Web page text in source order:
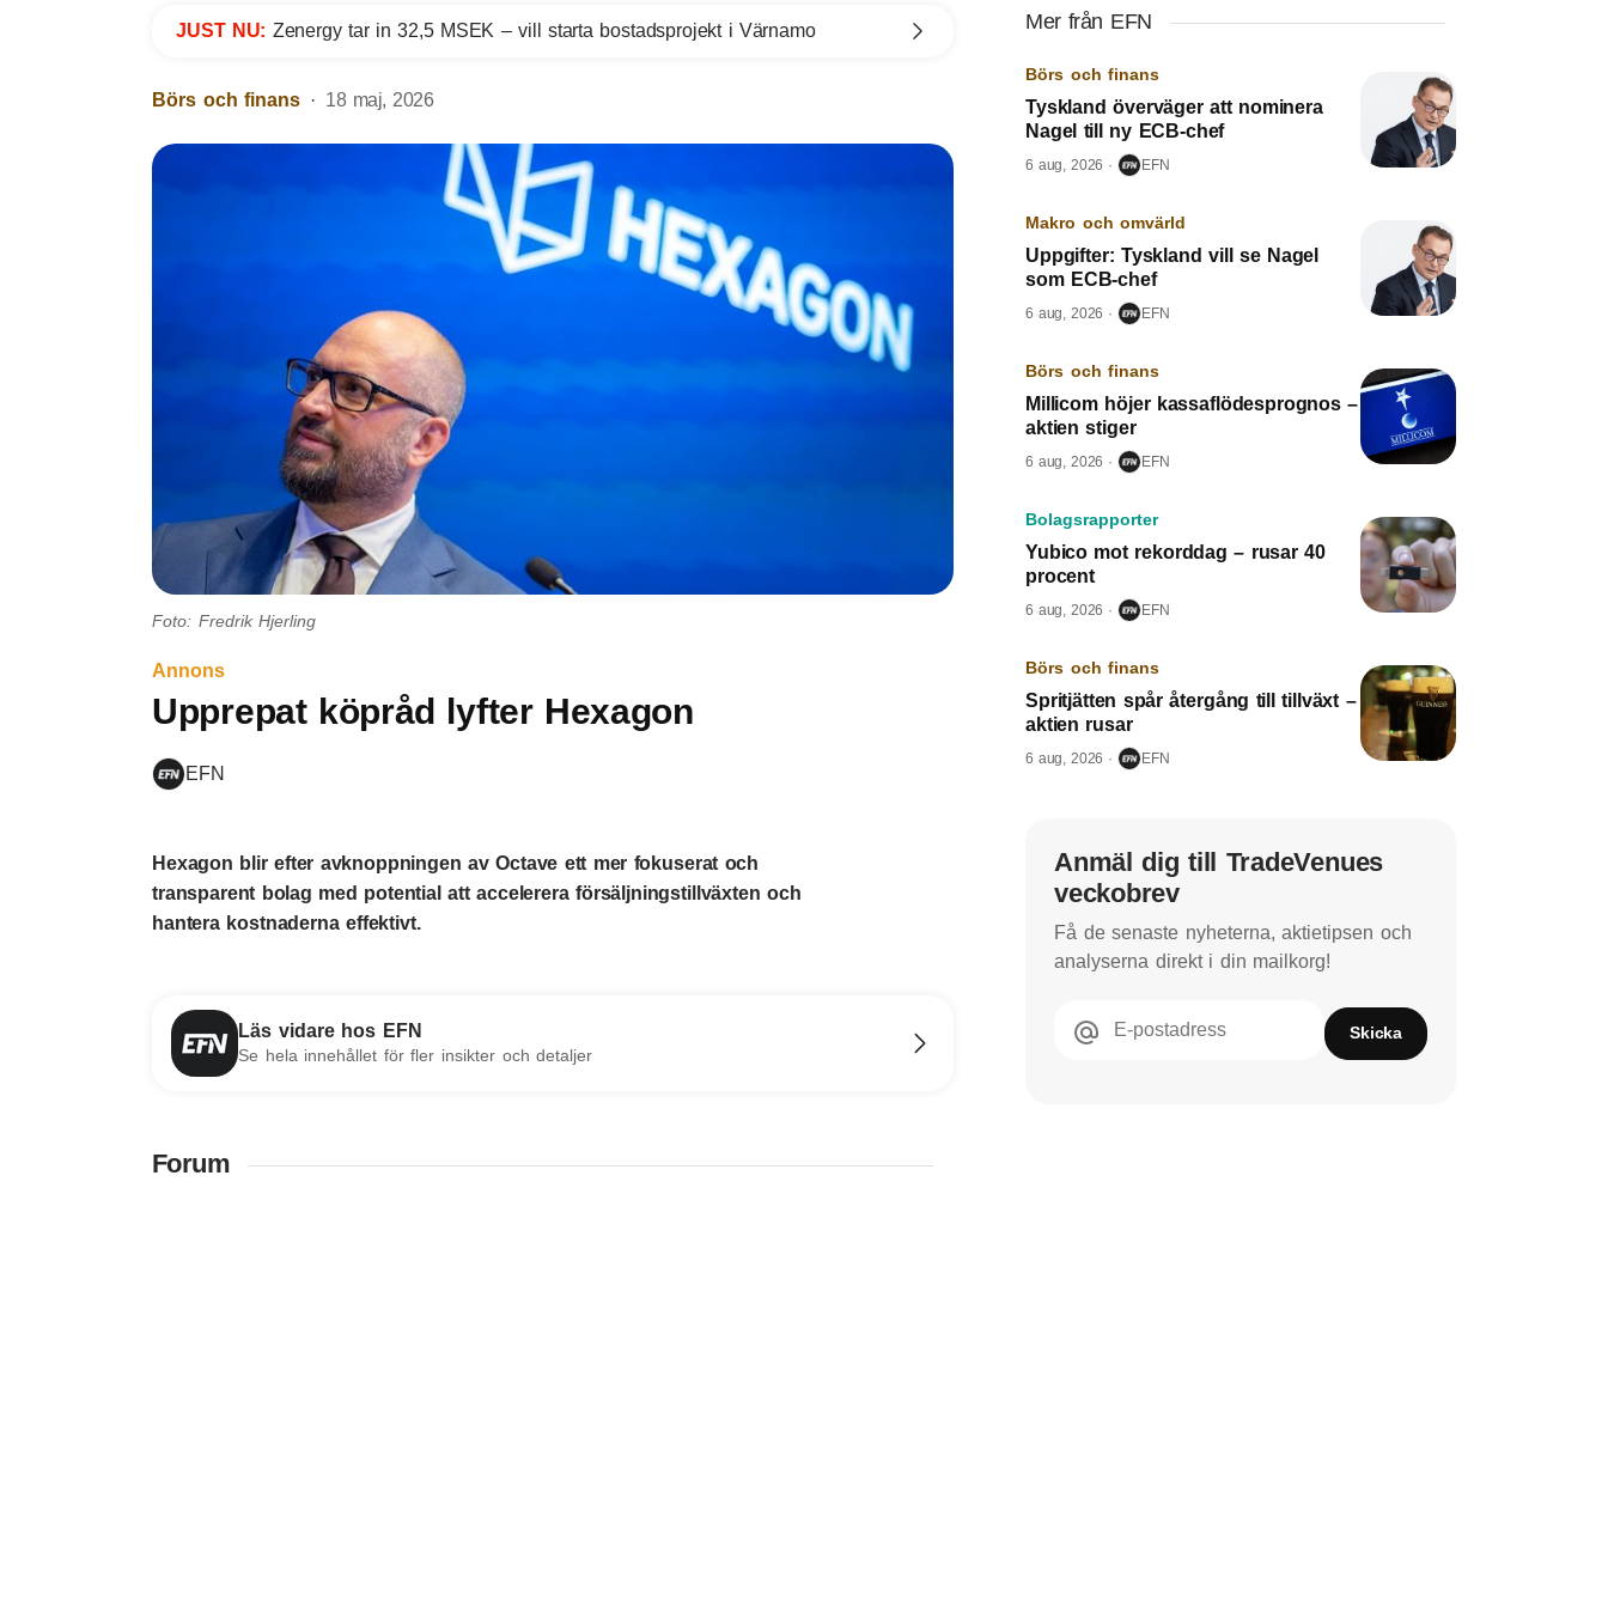
JUST NU: Zenergy tar in 32,5 MSEK – vill starta bostadsprojekt i Värnamo
Börs och finans 18 maj, 2026
Foto: Fredrik Hjerling
Annons
Upprepat köpråd lyfter Hexagon
EFN
Hexagon blir efter avknoppningen av Octave ett mer fokuserat och
transparent bolag med potential att accelerera försäljningstillväxten och
hantera kostnaderna effektivt.
Läs vidare hos EFN
Se hela innehållet för fler insikter och detaljer
Forum
Mer från EFN
Börs och finans
Tyskland överväger att nominera
Nagel till ny ECB-chef
6 aug, 2026 EFN
Makro och omvärld
Uppgifter: Tyskland vill se Nagel
som ECB-chef
6 aug, 2026 EFN
Börs och finans
Millicom höjer kassaflödesprognos –
aktien stiger
6 aug, 2026 EFN
Bolagsrapporter
Yubico mot rekorddag – rusar 40
procent
6 aug, 2026 EFN
Börs och finans
Spritjätten spår återgång till tillväxt –
aktien rusar
6 aug, 2026 EFN
Anmäl dig till TradeVenues
veckobrev
Få de senaste nyheterna, aktietipsen och
analyserna direkt i din mailkorg!
E-postadress Skicka